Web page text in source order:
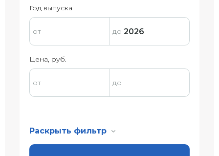
Год выпуска
Цена, руб.
Раскрыть фильтр